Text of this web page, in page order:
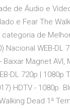
de Áudio e
e Fear The
de
Nacional WEB-DL
Magnet
DL 720p | 1080p
HDTV - 1080p.
Dead 1ª